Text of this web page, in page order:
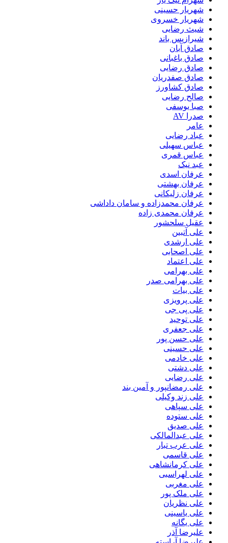
شهریار حسینی
شهریار خسروی
شیث رضایی
شیرازیس باند
صادق آبان
صادق باغبانی
صادق رضایی
صادق صفدریان
صادق کشاورز
صالح رضایی
صبا یوسفی
صدرا AV
عامر
عباد رضایی
عباس سهیلی
عباس قمری
عبد نیک
عرفان اسدی
عرفان بهشتی
عرفان زلیکانی
عرفان محمدزاده و سامان داداشی
عرفان محمدی زاده
عقیل سلحشور
علی آتبین
علی ارشدی
علی اصحابی
علی اعتماد
علی بهرامی
علی بهرامی صدر
علی بیات
علی پرویزی
علی پی جی
علی توحید
علی جعفری
علی حسن پور
علی حسینی
علی خادمی
علی دشتی
علی رضایی
علی رمضانپور و آمین بند
علی زند وکیلی
علی سپاهی
علی ستوده
علی صدیق
علی عبدالمالکی
علی عرب تبار
علی قاسمی
علی کرمانشاهی
علی لهراسبی
علی مغربی
علی ملک پور
علی نظریان
علی یاسینی
علی یگانه
علیرضا آذر